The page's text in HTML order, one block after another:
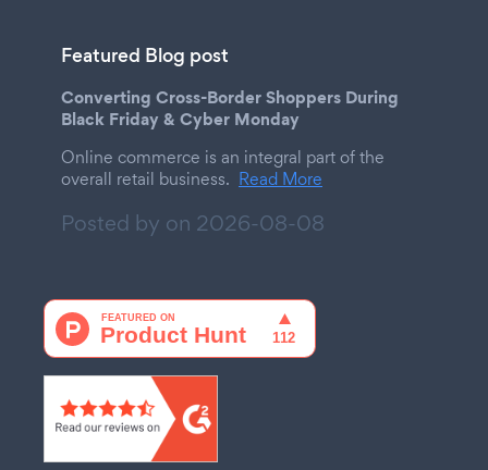
Featured Blog post
Converting Cross-Border Shoppers During
Black Friday & Cyber Monday
Online commerce is an integral part of the
overall retail business. Read More
Posted by on 2026-08-08